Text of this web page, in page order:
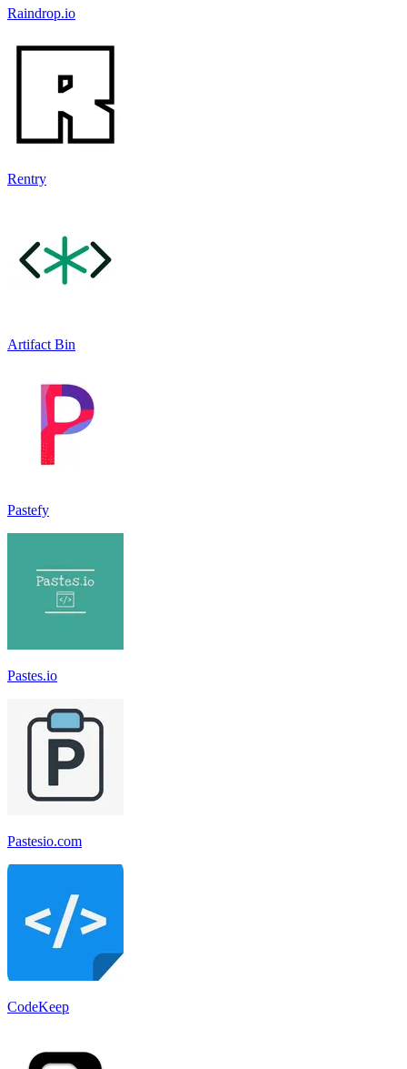
Raindrop.io
Rentry
Artifact Bin
Pastefy
Pastes.io
Pastesio.com
CodeKeep